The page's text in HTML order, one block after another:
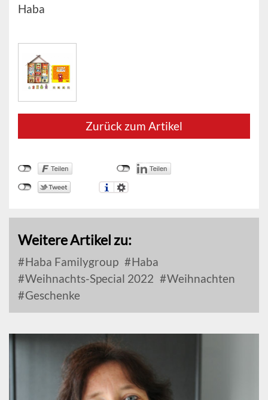
Haba
Zurück zum Artikel
Weitere Artikel zu:
Haba Familygroup
Haba
Weihnachts-Special 2022
Weihnachten
Geschenke